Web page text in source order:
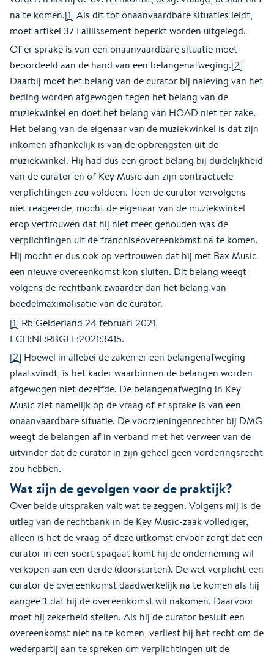
na te komen.[1] Als dit tot onaanvaardbare situaties leidt,
moet artikel 37 Faillissement beperkt worden uitgelegd.
Of er sprake is van een onaanvaardbare situatie moet
beoordeeld aan de hand van een belangenafweging.[2]
Daarbij moet het belang van de curator bij naleving van het
beding worden afgewogen tegen het belang van de
muziekwinkel en doet het belang van HOAD niet ter zake.
Het belang van de eigenaar van de muziekwinkel is dat zijn
inkomen afhankelijk is van de opbrengsten uit de
muziekwinkel. Hij had dus een groot belang bij duidelijkheid
van de curator en of Key Music aan zijn contractuele
verplichtingen zou voldoen. Toen de curator vervolgens
niet reageerde, mocht de eigenaar van de muziekwinkel
erop vertrouwen dat hij niet meer gehouden was de
verplichtingen uit de franchiseovereenkomst na te komen.
Hij mocht er dus ook op vertrouwen dat hij met Bax Music
een nieuwe overeenkomst kon sluiten. Dit belang weegt
volgens de rechtbank zwaarder dan het belang van
boedelmaximalisatie van de curator.
[1] Rb Gelderland 24 februari 2021,
ECLI:NL:RBGEL:2021:3415.
[2] Hoewel in allebei de zaken er een belangenafweging
plaatsvindt, is het kader waarbinnen de belangen worden
afgewogen niet dezelfde. De belangenafweging in Key
Music ziet namelijk op de vraag of er sprake is van een
onaanvaardbare situatie. De voorzieningenrechter bij DMG
weegt de belangen af in verband met het verweer van de
uitvinder dat de curator in zijn geheel geen vorderingsrecht
zou hebben.
Wat zijn de gevolgen voor de praktijk?
Over beide uitspraken valt wat te zeggen. Volgens mij is de
uitleg van de rechtbank in de Key Music-zaak vollediger,
alleen is het de vraag of deze uitkomst ervoor zorgt dat een
curator in een soort spagaat komt hij de onderneming wil
verkopen aan een derde (doorstarten). De wet verplicht een
curator de overeenkomst daadwerkelijk na te komen als hij
aangeeft dat hij de overeenkomst wil nakomen. Daarvoor
moet hij zekerheid stellen. Als hij de curator besluit een
overeenkomst niet na te komen, verliest hij het recht om de
wederpartij aan te spreken om verplichtingen uit de